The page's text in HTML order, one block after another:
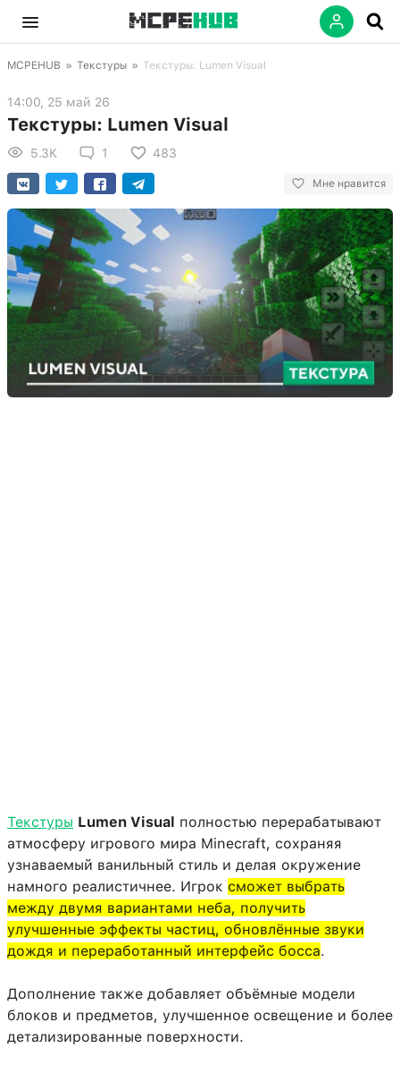
MCPEHUB » Текстуры » Текстуры: Lumen Visual
14:00, 25 май 26
Текстуры: Lumen Visual
5.3K 1 483
Мне нравится
Текстуры Lumen Visual полностью перерабатывают
атмосферу игрового мира Minecraft, сохраняя
узнаваемый ванильный стиль и делая окружение
намного реалистичнее. Игрок сможет выбрать
между двумя вариантами неба, получить
улучшенные эффекты частиц, обновлённые звуки
дождя и переработанный интерфейс босса.
Дополнение также добавляет объёмные модели
блоков и предметов, улучшенное освещение и более
детализированные поверхности.